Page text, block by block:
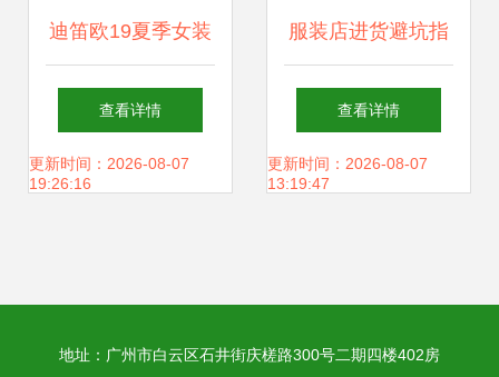
迪笛欧19夏季女装
杭州少中淑风连衣
裙品牌折扣批发指
查看详情
更新时间：2026-08-07
19:26:16
服装店进货避坑指
南 新手必知的六大
关键点
查看详情
更新时间：2026-08-07
13:19:47
地址：广州市白云区石井街庆槎路300号二期四楼402房